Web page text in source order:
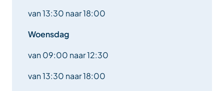
van 13:30 naar 18:00
Woensdag
van 09:00 naar 12:30
van 13:30 naar 18:00